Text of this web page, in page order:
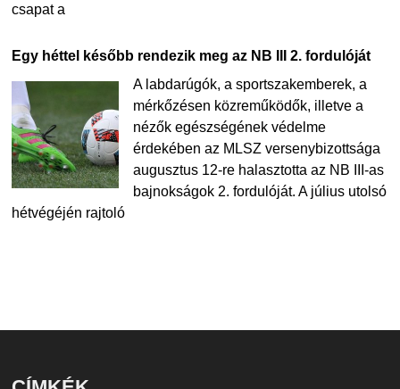
csapat a
Egy héttel később rendezik meg az NB III 2. fordulóját
A labdarúgók, a sportszakemberek, a
mérkőzésen közreműködők, illetve a
nézők egészségének védelme
érdekében az MLSZ versenybizottsága
augusztus 12-re halasztotta az NB III-as
bajnokságok 2. fordulóját. A július utolsó
hétvégéjén rajtoló